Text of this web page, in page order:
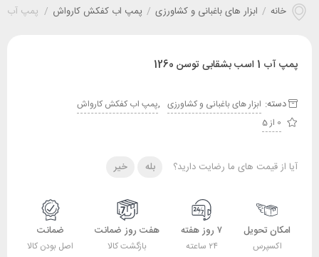
خانه / ابزار های باغبانی و کشاورزی / پمپ اب کفکش کارواش / پمپ آب 1 اسب بشقابی توسن 1260
پمپ آب 1 اسب بشقابی توسن 1260
دسته: ابزار های باغبانی و کشاورزی ,پمپ اب کفکش کارواش
0 از 5
آیا از قیمت های ما رضایت دارید؟ بله خیر
امکان تحویل
اکسپرس
۷ روز هفته
۲۴ ساعته
هفت روز ضمانت
بازگشت کالا
ضمانت
اصل بودن کالا